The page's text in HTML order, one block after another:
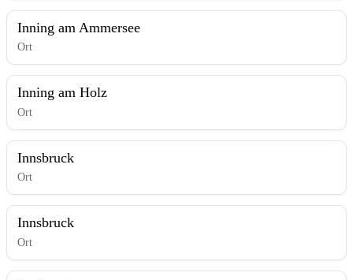
Inning am Ammersee
Ort
Inning am Holz
Ort
Innsbruck
Ort
Innsbruck
Ort